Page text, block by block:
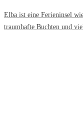
Elba ist eine Ferieninsel
traumhafte Buchten und